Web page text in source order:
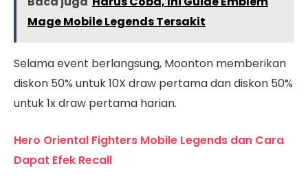
Mage Mobile Legends Tersakit
Selama event berlangsung, Moonton memberikan
diskon 50% untuk 10X draw pertama dan diskon 50%
untuk 1x draw pertama harian.
Hero Oriental Fighters Mobile Legends dan Cara
Dapat Efek Recall